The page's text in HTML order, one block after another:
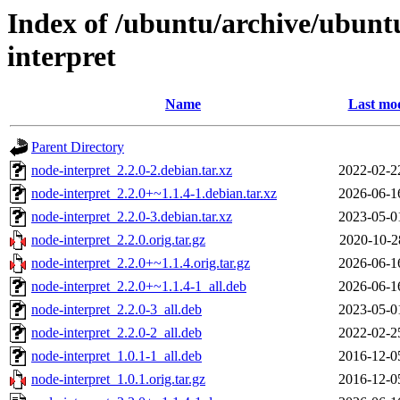
Index of /ubuntu/archive/
interpret
Name Last
Parent Directory
node-interpret_2.2.0-2.debian.tar.xz
2022-02-
node-interpret_2.2.0+~1.1.4-1.debian.tar.xz
2026-06-
node-interpret_2.2.0-3.debian.tar.xz
2023-05-
node-interpret_2.2.0.orig.tar.gz
2020-10-
node-interpret_2.2.0+~1.1.4.orig.tar.gz
2026-06-
node-interpret_2.2.0+~1.1.4-1_all.deb
2026-06-
node-interpret_2.2.0-3_all.deb
2023-05-
node-interpret_2.2.0-2_all.deb
2022-02-
node-interpret_1.0.1-1_all.deb
2016-12-
node-interpret_1.0.1.orig.tar.gz
2016-12-